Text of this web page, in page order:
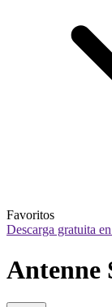
Favoritos
Descarga gratuita
Antenne